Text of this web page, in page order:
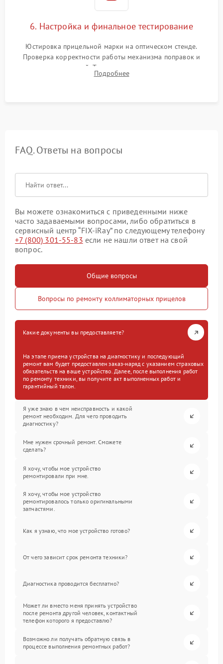
6. Настройка и финальное тестирование
Юстировка прицельной марки на оптическом стенде.
Проверка корректности работы механизма поправок и
отсутствия искажений. Тестирование прицела на ударном
стенде для подтверждения устойчивости к отдаче оружия и
Подробнее
FAQ. Ответы на вопросы
Вы можете ознакомиться с приведенными ниже
часто задаваемыми вопросами, либо обратиться в
сервисный центр “FIX-iRay” по следующему телефону
+7 (800) 301-55-83 если не нашли ответ на свой
вопрос.
Общие вопросы
Вопросы по ремонту коллиматорных прицелов
Какие документы вы предоставляете?
На этапе приема устройства на диагностику и последующий
ремонт вам будет предоставлен заказ-наряд с указанием страховых
обязательств на ваше устройство. Далее, после выполнения работ
по ремонту техники, вы получите акт выполненных работ и
гарантийный талон.
Я уже знаю в чем неисправность и какой
ремонт необходим. Для чего проводить
диагностику?
Мне нужен срочный ремонт. Сможете
сделать?
Я хочу, чтобы мое устройство
ремонтировали при мне.
Я хочу, чтобы мое устройство
ремонтировалось только оригинальными
запчастями.
Как я узнаю, что мое устройство готово?
От чего зависит срок ремонта техники?
Диагностика проводится бесплатно?
Может ли вместо меня принять устройство
после ремонта другой человек, контактный
телефон которого я предоставлю?
Возможно ли получать обратную связь в
процессе выполнения ремонтных работ?